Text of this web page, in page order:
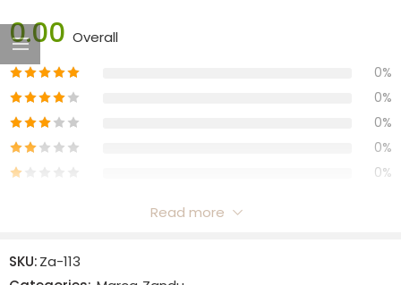
0.00 Overall
0%
0%
0%
0%
0%
There are no reviews yet.
Read more
SKU:Za-113